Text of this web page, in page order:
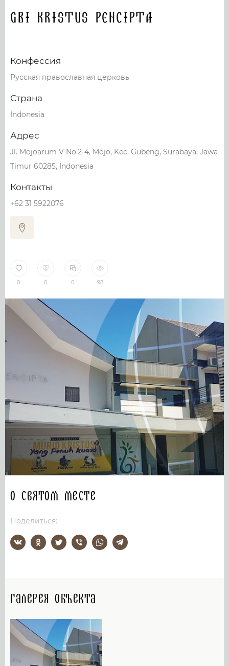
GBI Kristus Pencipta
Конфессия
Русская православная церковь
Страна
Indonesia
Адрес
Jl. Mojoarum V No.2-4, Mojo, Kec. Gubeng, Surabaya, Jawa
Timur 60285, Indonesia
Контакты
+62 31 5922076
0 0 0 98
О святом месте
Поделиться:
Галерея объекта